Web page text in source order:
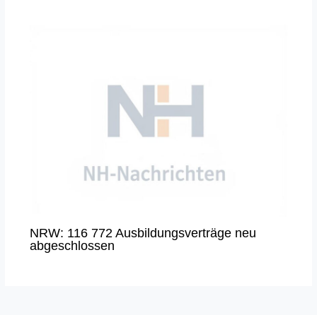
NRW: 116 772 Ausbildungsverträge neu
abgeschlossen